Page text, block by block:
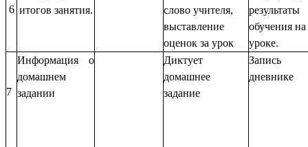
6 итогов занятия.
слово учителя,
выставление
оценок за урок
результаты
обучения на
уроке.
7
Информация о
домашнем
задании
Диктует
домашнее
задание
Запись
дневнике